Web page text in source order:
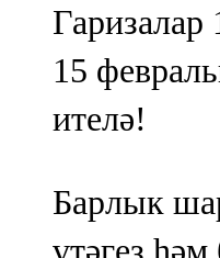
Гаризалар
15
ителә!
Барлык